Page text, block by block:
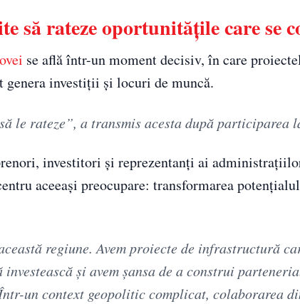
să rateze oportunitățile care se
se află într-un moment decisiv, în care
genera investiții și locuri de muncă.
le rateze”, a transmis acesta după participarea
investitori și reprezentanți ai
aceeași preocupare: transformarea
regiune. Avem proiecte de infrastructură
și avem șansa de a construi
un context geopolitic complicat, colaborarea